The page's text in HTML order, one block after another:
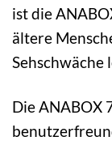
ist die
ältere
Sehschwäche
Die ANABOX